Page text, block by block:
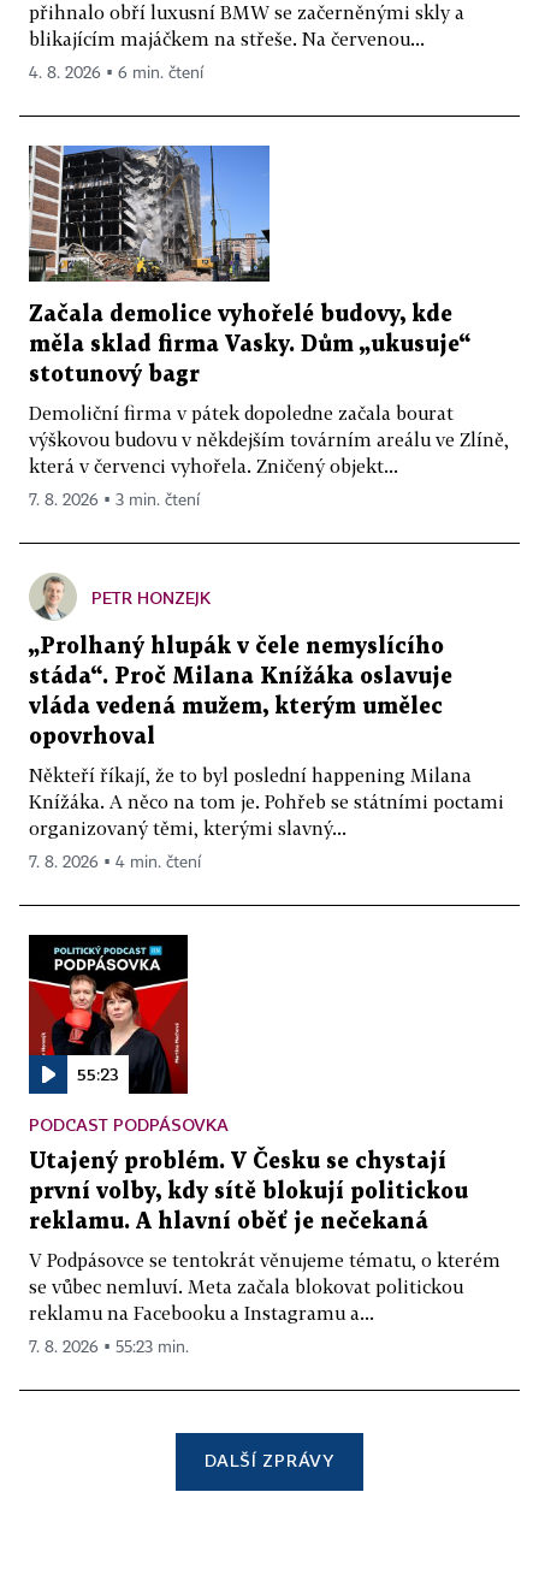
přihnalo obří luxusní BMW se začerněnými skly a
blikajícím majáčkem na střeše. Na červenou...
4. 8. 2026 ▪ 6 min. čtení
Začala demolice vyhořelé budovy, kde
měla sklad firma Vasky. Dům „ukusuje“
stotunový bagr
Demoliční firma v pátek dopoledne začala bourat
výškovou budovu v někdejším továrním areálu ve Zlíně,
která v červenci vyhořela. Zničený objekt...
7. 8. 2026 ▪ 3 min. čtení
PETR HONZEJK
„Prolhaný hlupák v čele nemyslícího
stáda“. Proč Milana Knížáka oslavuje
vláda vedená mužem, kterým umělec
opovrhoval
Někteří říkají, že to byl poslední happening Milana
Knížáka. A něco na tom je. Pohřeb se státními poctami
organizovaný těmi, kterými slavný...
7. 8. 2026 ▪ 4 min. čtení
55:23
PODCAST PODPÁSOVKA
Utajený problém. V Česku se chystají
první volby, kdy sítě blokují politickou
reklamu. A hlavní oběť je nečekaná
V Podpásovce se tentokrát věnujeme tématu, o kterém
se vůbec nemluví. Meta začala blokovat politickou
reklamu na Facebooku a Instagramu a...
7. 8. 2026 ▪ 55:23 min.
DALŠÍ ZPRÁVY